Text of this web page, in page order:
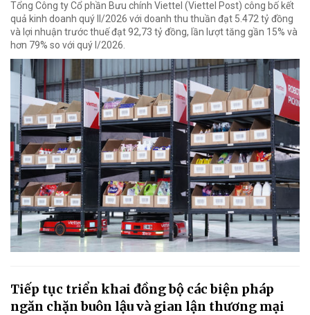
Tổng Công ty Cổ phần Bưu chính Viettel (Viettel Post) công bố kết
quả kinh doanh quý II/2026 với doanh thu thuần đạt 5.472 tỷ đồng
và lợi nhuận trước thuế đạt 92,73 tỷ đồng, lần lượt tăng gần 15% và
hơn 79% so với quý I/2026.
Tiếp tục triển khai đồng bộ các biện pháp
ngăn chặn buôn lậu và gian lận thương mại